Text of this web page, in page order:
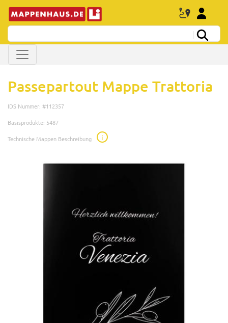
Passepartout Mappe Trattoria
IDS Nummer: #112357
Basisprodukte: 5487
Technische Mappen Beschreibung
i